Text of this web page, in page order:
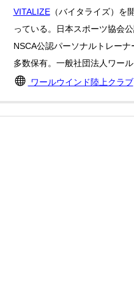
VITALIZE（バイタライズ）を
っている。日本スポーツ協会
NSCA公認パーソナルトレー
多数保有。一般社団法人ワー
ワールウインド陸上クラブ